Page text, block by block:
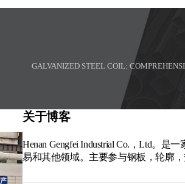
GALVANIZED STEEL COIL:
关于博客
Henan Gengfei Industrial Co.，Ltd。
易和其他领域。主要参与钢板，轮廓